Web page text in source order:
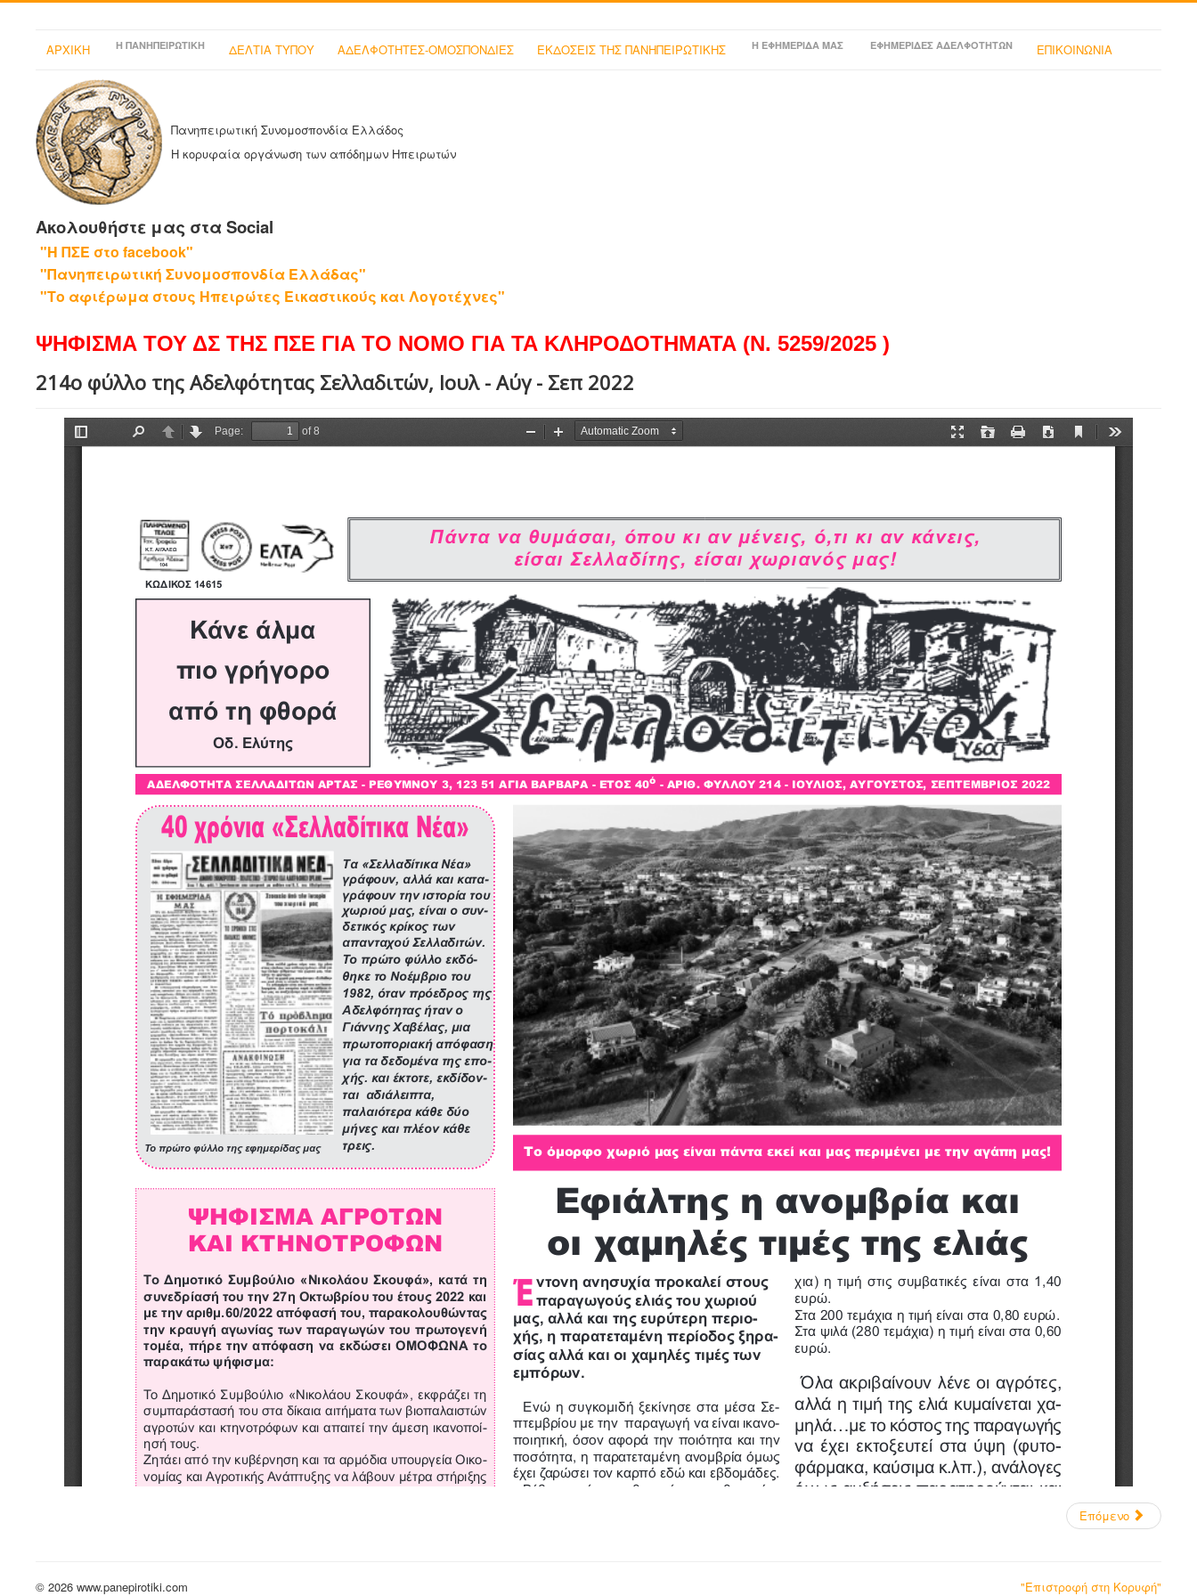
ΑΡΧΙΚΗ Η ΠΑΝΗΠΕΙΡΩΤΙΚΗ ΔΕΛΤΙΑ ΤΥΠΟΥ ΑΔΕΛΦΟΤΗΤΕΣ-ΟΜΟΣΠΟΝΔΙΕΣ ΕΚΔΟΣΕΙΣ ΤΗΣ ΠΑΝΗΠΕΙΡΩΤΙΚΗΣ Η ΕΦΗΜΕΡΙΔΑ ΜΑΣ ΕΦΗΜΕΡΙΔΕΣ ΑΔΕΛΦΟΤΗΤΩΝ ΕΠΙΚΟΙΝΩΝΙΑ
Πανηπειρωτική Συνομοσπονδία Ελλάδος
Η κορυφαία οργάνωση των απόδημων Ηπειρωτών
Ακολουθήστε μας στα Social
"Η ΠΣΕ στο facebook"
"Πανηπειρωτική Συνομοσπονδία Ελλάδας"
"Το αφιέρωμα στους Ηπειρώτες Εικαστικούς και Λογοτέχνες"
ΨΗΦΙΣΜΑ ΤΟΥ ΔΣ ΤΗΣ ΠΣΕ ΓΙΑ ΤΟ ΝΟΜΟ ΓΙΑ ΤΑ ΚΛΗΡΟΔΟΤΗΜΑΤΑ (Ν. 5259/2025 )
214ο φύλλο της Αδελφότητας Σελλαδιτών, Ιουλ - Αύγ - Σεπ 2022
Επόμενο
"Επιστροφή στη Κορυφή"
© 2026 www.panepirotiki.com